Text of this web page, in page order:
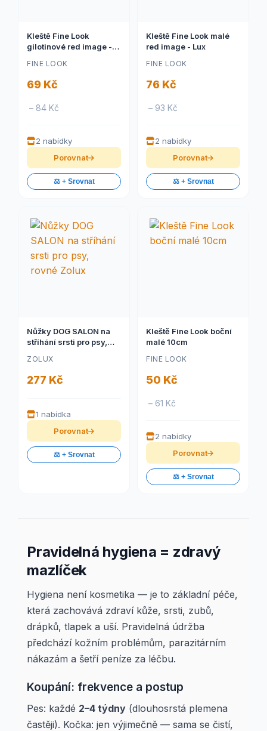
Kleště Fine Look
gilotinové red image -
FINE LOOK
69 Kč
– 84 Kč
2 nabídky
Porovnat
⚖️ + Srovnat
Kleště Fine Look malé
red image - Lux
FINE LOOK
76 Kč
– 93 Kč
2 nabídky
Porovnat
⚖️ + Srovnat
Nůžky DOG SALON na
stříhání srsti pro psy,
ZOLUX
277 Kč
1 nabídka
Porovnat
⚖️ + Srovnat
Kleště Fine Look boční
malé 10cm
FINE LOOK
50 Kč
– 61 Kč
2 nabídky
Porovnat
⚖️ + Srovnat
Pravidelná hygiena = zdravý
mazlíček
Hygiena není kosmetika — je to základní péče,
která zachovává zdraví kůže, srsti, zubů,
drápků, tlapek a uší. Pravidelná údržba
předchází kožním problémům, parazitárním
nákazám a šetří peníze za léčbu.
Koupání: frekvence a postup
Pes: každé 2–4 týdny (dlouhosrstá plemena
častěji). Kočka: jen výjimečně — sama se čistí,